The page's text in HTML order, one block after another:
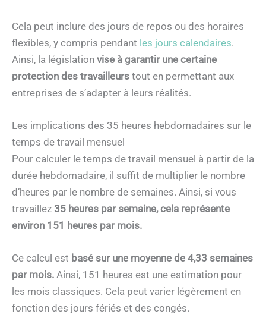
Cela peut inclure des jours de repos ou des horaires
flexibles, y compris pendant les jours calendaires.
Ainsi, la législation vise à garantir une certaine
protection des travailleurs tout en permettant aux
entreprises de s’adapter à leurs réalités.
Les implications des 35 heures hebdomadaires sur le
temps de travail mensuel
Pour calculer le temps de travail mensuel à partir de la
durée hebdomadaire, il suffit de multiplier le nombre
d’heures par le nombre de semaines. Ainsi, si vous
travaillez 35 heures par semaine, cela représente
environ 151 heures par mois.
Ce calcul est basé sur une moyenne de 4,33 semaines
par mois. Ainsi, 151 heures est une estimation pour
les mois classiques. Cela peut varier légèrement en
fonction des jours fériés et des congés.